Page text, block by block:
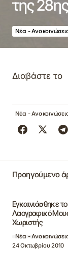
της
Νέα -
Διαβάστε το
Νέα -
Προηγούμενο
Εγκαινιάσθηκε το
Λαογραφικό
Χωριστής
Νέα -
24 Οκτωβρίου 2010